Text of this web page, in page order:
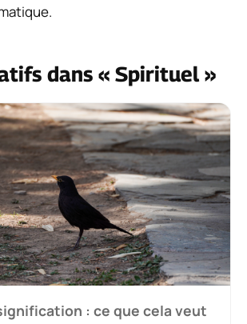
dans « Spirituel »
: ce que cela veut